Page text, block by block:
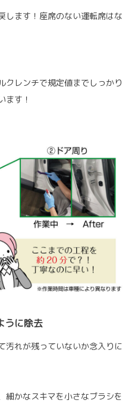
します！座席のない運転席はな
クレンチで規定値までしっかり
ます！
うに除去
れが残っていないか念入りに
かなスキマを小さなブラシを